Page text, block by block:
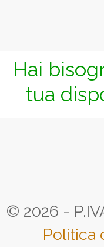
Hai
tua
© 2026 -
Politica